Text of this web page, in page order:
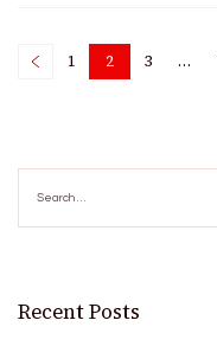
Posts
Page
1 Page
2 Page
3 …
for:
Recent Posts